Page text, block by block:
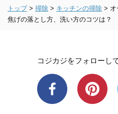
トップ > 掃除 > キッチンの掃除 >
焦げの落とし方、洗い方のコツは？
コジカジをフォローし